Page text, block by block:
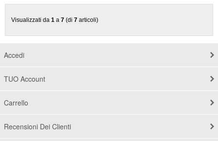
Visualizzati da 1 a 7 (di 7 articoli)
Accedi
TUO Account
Carrello
Recensioni Dei Clienti